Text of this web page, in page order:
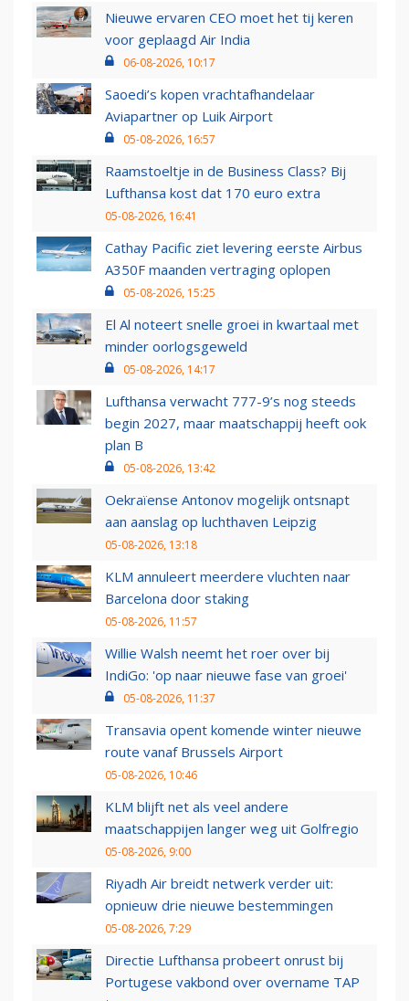
Nieuwe ervaren CEO moet het tij keren
voor geplaagd Air India
06-08-2026, 10:17
Saoedi’s kopen vrachtafhandelaar
Aviapartner op Luik Airport
05-08-2026, 16:57
Raamstoeltje in de Business Class? Bij
Lufthansa kost dat 170 euro extra
05-08-2026, 16:41
Cathay Pacific ziet levering eerste Airbus
A350F maanden vertraging oplopen
05-08-2026, 15:25
El Al noteert snelle groei in kwartaal met
minder oorlogsgeweld
05-08-2026, 14:17
Lufthansa verwacht 777-9’s nog steeds
begin 2027, maar maatschappij heeft ook
plan B
05-08-2026, 13:42
Oekraïense Antonov mogelijk ontsnapt
aan aanslag op luchthaven Leipzig
05-08-2026, 13:18
KLM annuleert meerdere vluchten naar
Barcelona door staking
05-08-2026, 11:57
Willie Walsh neemt het roer over bij
IndiGo: 'op naar nieuwe fase van groei'
05-08-2026, 11:37
Transavia opent komende winter nieuwe
route vanaf Brussels Airport
05-08-2026, 10:46
KLM blijft net als veel andere
maatschappijen langer weg uit Golfregio
05-08-2026, 9:00
Riyadh Air breidt netwerk verder uit:
opnieuw drie nieuwe bestemmingen
05-08-2026, 7:29
Directie Lufthansa probeert onrust bij
Portugese vakbond over overname TAP